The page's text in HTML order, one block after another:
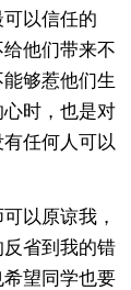
以信任的
他们带来不
够惹他们生
时，也是对
任何人可以
以原谅我，
省到我的错
望同学也要